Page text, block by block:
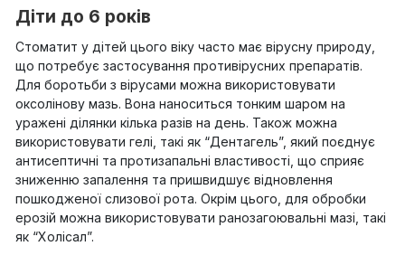
Діти до 6 років
Стоматит у дітей цього віку часто має вірусну природу,
що потребує застосування противірусних препаратів.
Для боротьби з вірусами можна використовувати
оксолінову мазь. Вона наноситься тонким шаром на
уражені ділянки кілька разів на день. Також можна
використовувати гелі, такі як “Дентагель”, який поєднує
антисептичні та протизапальні властивості, що сприяє
зниженню запалення та пришвидшує відновлення
пошкодженої слизової рота. Окрім цього, для обробки
ерозій можна використовувати ранозагоювальні мазі, такі
як “Холісал”.